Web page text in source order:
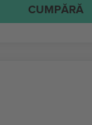
CUMPĂRĂ